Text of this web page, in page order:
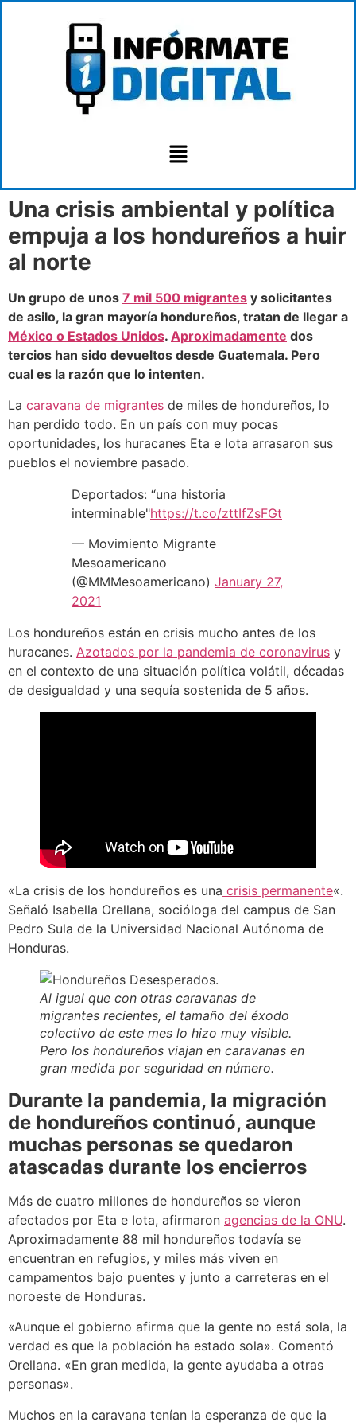
Una crisis ambiental y política
empuja a los hondureños a huir
al norte
Un grupo de unos 7 mil 500 migrantes y solicitantes
de asilo, la gran mayoría hondureños, tratan de llegar a
México o Estados Unidos. Aproximadamente dos
tercios han sido devueltos desde Guatemala. Pero
cual es la razón que lo intenten.
La caravana de migrantes de miles de hondureños, lo
han perdido todo. En un país con muy pocas
oportunidades, los huracanes Eta e Iota arrasaron sus
pueblos el noviembre pasado.
Deportados: “una historia
interminable"https://t.co/zttIfZsFGt
— Movimiento Migrante
Mesoamericano
(@MMMesoamericano) January 27,
2021
Los hondureños están en crisis mucho antes de los
huracanes. Azotados por la pandemia de coronavirus y
en el contexto de una situación política volátil, décadas
de desigualdad y una sequía sostenida de 5 años.
«La crisis de los hondureños es una crisis permanente«.
Señaló Isabella Orellana, socióloga del campus de San
Pedro Sula de la Universidad Nacional Autónoma de
Honduras.
Al igual que con otras caravanas de
migrantes recientes, el tamaño del éxodo
colectivo de este mes lo hizo muy visible.
Pero los hondureños viajan en caravanas en
gran medida por seguridad en número.
Durante la pandemia, la migración
de hondureños continuó, aunque
muchas personas se quedaron
atascadas durante los encierros
Más de cuatro millones de hondureños se vieron
afectados por Eta e Iota, afirmaron agencias de la ONU.
Aproximadamente 88 mil hondureños todavía se
encuentran en refugios, y miles más viven en
campamentos bajo puentes y junto a carreteras en el
noroeste de Honduras.
«Aunque el gobierno afirma que la gente no está sola, la
verdad es que la población ha estado sola». Comentó
Orellana. «En gran medida, la gente ayudaba a otras
personas».
Muchos en la caravana tenían la esperanza de que la